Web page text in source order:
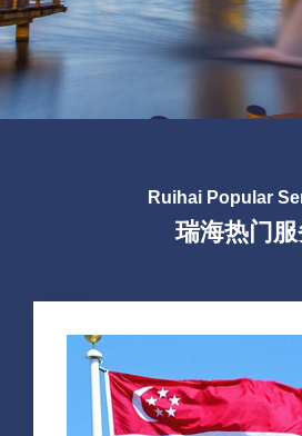
Ruihai Popular
瑞海热门